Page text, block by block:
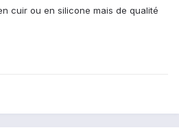
cuir ou en silicone mais de qualité